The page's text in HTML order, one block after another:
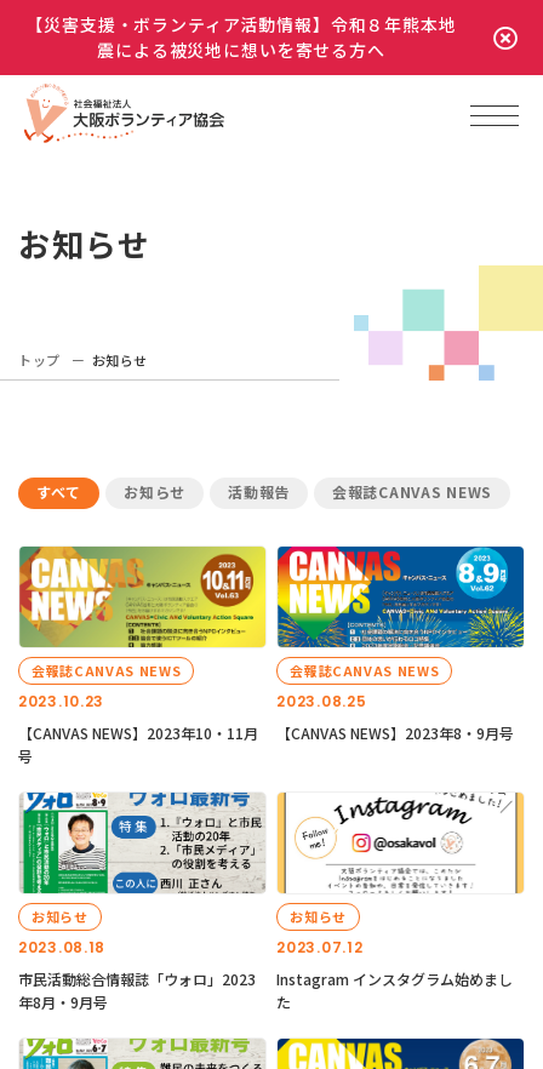
【災害支援・ボランティア活動情報】令和８年熊本地
震による被災地に想いを寄せる方へ
お知らせ
トップ お知らせ
すべて お知らせ 活動報告 会報誌CANVAS NEWS
2023.10.23
会報誌CANVAS NEWS
【CANVAS NEWS】2023年10・11月
号
2023.08.25
会報誌CANVAS NEWS
【CANVAS NEWS】2023年8・9月号
2023.08.18
お知らせ
市民活動総合情報誌「ウォロ」2023
年8月・9月号
2023.07.12
お知らせ
Instagram インスタグラム始めまし
た